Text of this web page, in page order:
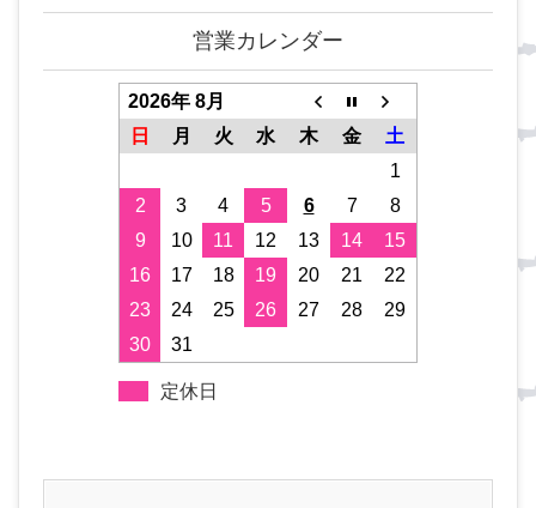
営業カレンダー
2026年 8月
日
月 火 水 木 金
土
1
2
3 4 5 6 7
8
9
10 11 12 13 14
15
16
17 18 19 20 21
22
23
24 25 26 27 28
29
30
31
定休日